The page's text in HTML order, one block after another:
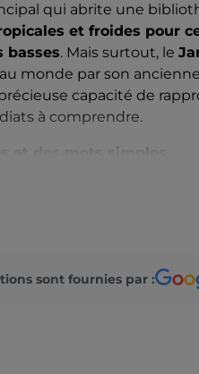
qui abrite une
et froides pour
basses. Mais surtout, le
monde par son
capacité de
à comprendre.
et des mots simples
pas des experts en
plus numériques, il
sont fournies par :